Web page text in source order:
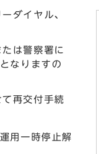
ダイヤル、
は警察署に
なりますの
再交付手続
用一時停止解